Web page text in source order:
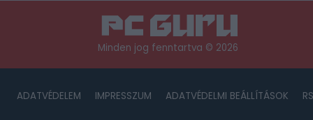
Minden jog fenntartva © 2026
ADATVÉDELEM IMPRESSZUM ADATVÉDELMI BEÁLLÍTÁSOK